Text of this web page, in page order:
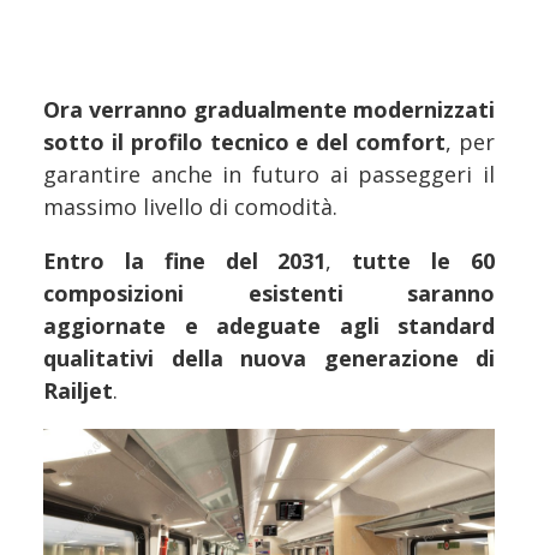
Ora verranno gradualmente modernizzati
sotto il profilo tecnico e del comfort, per
garantire anche in futuro ai passeggeri il
massimo livello di comodità.
Entro la fine del 2031, tutte le 60
composizioni esistenti saranno
aggiornate e adeguate agli standard
qualitativi della nuova generazione di
Railjet.